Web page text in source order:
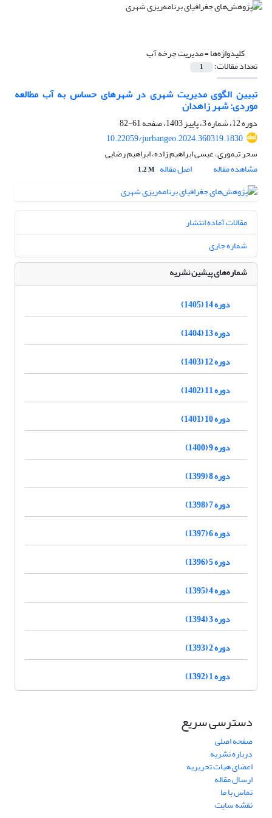
کلیدواژه‌ها =مدیریت چرخه آب
تعداد مقالات: 1
تبیین الگوی مدیریت شهری در شهرهای حساس به آب مطالعه
موردی: شهر زاهدان
دوره 12، شماره 3، پاییز 1403، صفحه
61-82
10.22059/jurbangeo.2024.360319.1830
سحر تیموری، عیسی ابراهیم زاده، ابراهیم رضایی
مشاهده مقاله
اصل مقاله 1.2 M
مقالات آماده انتشار
شماره جاری
شماره‌های پیشین نشریه
دوره 14 (1405)
دوره 13 (1404)
دوره 12 (1403)
دوره 11 (1402)
دوره 10 (1401)
دوره 9 (1400)
دوره 8 (1399)
دوره 7 (1398)
دوره 6 (1397)
دوره 5 (1396)
دوره 4 (1395)
دوره 3 (1394)
دوره 2 (1393)
دوره 1 (1392)
دسترسی سریع
صفحه اصلی
درباره نشریه
اعضای هیات تحریریه
ارسال مقاله
تماس با ما
نقشه سایت